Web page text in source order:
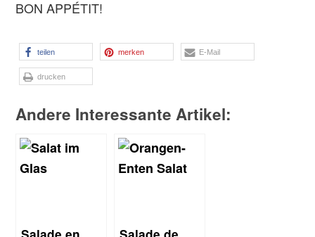
BON APPÉTIT!
teilen merken E-Mail
drucken
Andere Interessante Artikel: